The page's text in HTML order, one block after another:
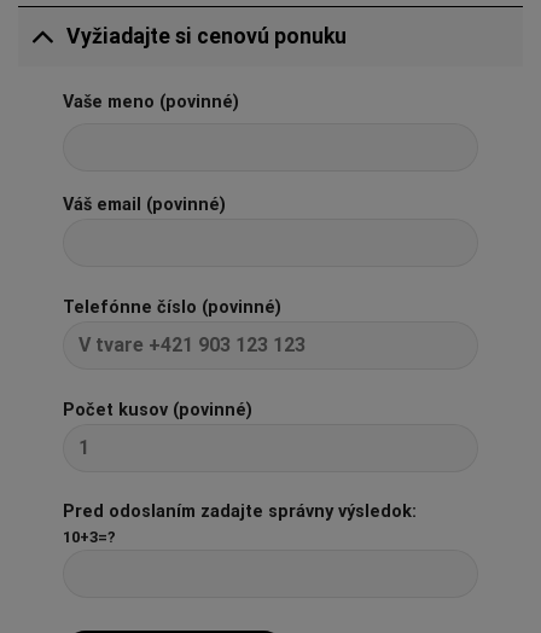
Vyžiadajte si cenovú ponuku
Vaše meno (povinné)
Váš email (povinné)
Telefónne číslo (povinné)
Počet kusov (povinné)
Pred odoslaním zadajte správny výsledok:
10+3=?